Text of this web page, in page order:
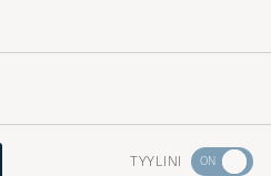
TYYLINI
Aktivoi